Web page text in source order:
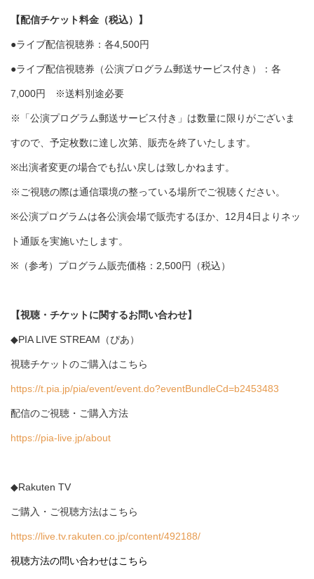
【配信チケット料金（税込）】
●ライブ配信視聴券：各4,500円
●ライブ配信視聴券（公演プログラム郵送サービス付き）：各
7,000円 ※送料別途必要
※「公演プログラム郵送サービス付き」は数量に限りがございま
すので、予定枚数に達し次第、販売を終了いたします。
※出演者変更の場合でも払い戻しは致しかねます。
※ご視聴の際は通信環境の整っている場所でご視聴ください。
※公演プログラムは各公演会場で販売するほか、12月4日よりネッ
ト通販を実施いたします。
※（参考）プログラム販売価格：2,500円（税込）
【視聴・チケットに関するお問い合わせ】
◆PIA LIVE STREAM（ぴあ）
視聴チケットのご購入はこちら
https://t.pia.jp/pia/event/event.do?eventBundleCd=b2453483
配信のご視聴・ご購入方法
https://pia-live.jp/about
◆Rakuten TV
ご購入・ご視聴方法はこちら
https://live.tv.rakuten.co.jp/content/492188/
視聴方法の問い合わせはこちら